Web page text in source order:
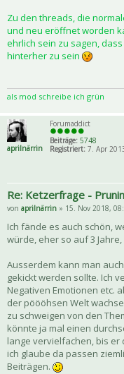
Zu den threads, die
und neu eröffnet worden
ehrlich sein zu sagen,
hinterher zu sein
als mod schreibe ich grün
aprilnärrin
Forumaddict
Beiträge: 5748
Registriert: 7. Apr
Re: Ketzerfrage -
von aprilnärrin » 15. Nov 2018,
Ich fände es auch schön,
würde, eher so auf 3
Ausserdem kann man
gekickt werden sollte. Ich
Negativen Emotionen etc.
der pöööhsen Welt
zu schweigen von den
könnte ja mal einen
lange vervielfachen, bis er
ich glaube da passen
Beiträgen.